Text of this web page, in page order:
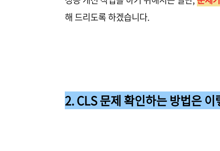
해 드리도록 하겠습니다.
2. CLS 문제 확인하는 방법은 이